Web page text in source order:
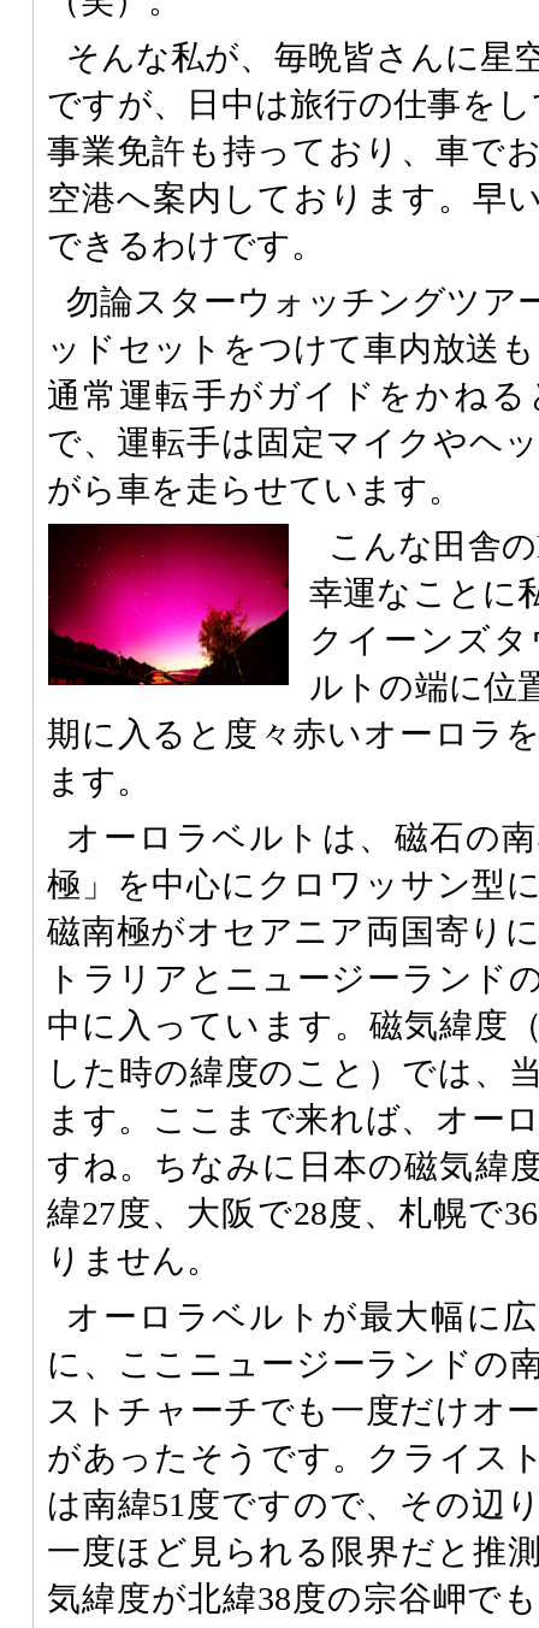
そんな私が、毎晩皆さんに星
ですが、日中は旅行の仕事を
事業免許も持っており、車で
空港へ案内しております。早
できるわけです。
勿論スターウォッチングツア
ッドセットをつけて車内放送
通常運転手がガイドをかね
で、運転手は固定マイクやヘ
がら車を走らせています。
こんな田舎
幸運なことに
クイーンズ
ルトの端に位
期に入ると度々赤いオーロラ
ます。
オーロラベルトは、磁石の
極」を中心にクロワッサン型
磁南極がオセアニア両国寄り
トラリアとニュージーランド
中に入っています。磁気緯度
した時の緯度のこと）では、
ます。ここまで来れば、オー
すね。ちなみに日本の磁気緯
緯27度、大阪で28度、札幌で
りません。
オーロラベルトが最大幅に
に、ここニュージーランドの
ストチャーチでも一度だけオ
があったそうです。クライス
は南緯51度ですので、その辺
一度ほど見られる限界だと推
気緯度が北緯38度の宗谷岬で